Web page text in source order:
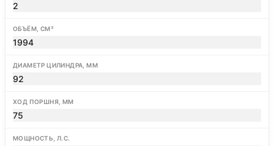
2
ОБЪЁМ, СМ³
1994
ДИАМЕТР ЦИЛИНДРА, ММ
92
ХОД ПОРШНЯ, ММ
75
МОЩНОСТЬ, Л.С.